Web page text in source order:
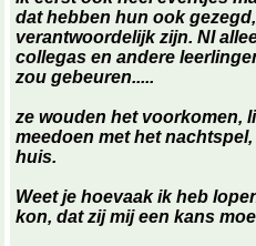
dat hebben hun ook
verantwoordelijk zijn. NI
collegas en andere
zou gebeuren.....
ze wouden het voorkomen,
meedoen met het
huis.
Weet je hoevaak ik heb
kon, dat zij mij een kans